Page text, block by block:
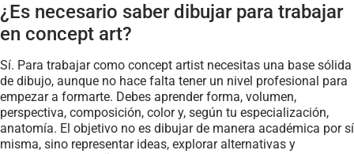
¿Es necesario saber dibujar para trabajar
en concept art?
Sí. Para trabajar como concept artist necesitas una base sólida
de dibujo, aunque no hace falta tener un nivel profesional para
empezar a formarte. Debes aprender forma, volumen,
perspectiva, composición, color y, según tu especialización,
anatomía. El objetivo no es dibujar de manera académica por sí
misma, sino representar ideas, explorar alternativas y